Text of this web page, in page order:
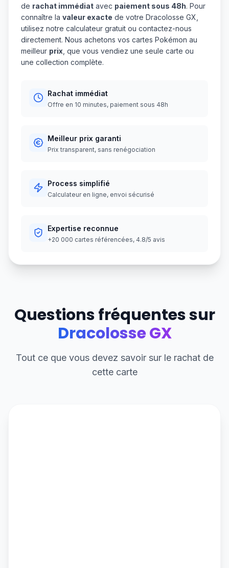
de rachat immédiat avec paiement sous 48h. Pour
connaître la valeur exacte de votre Dracolosse GX,
utilisez notre calculateur gratuit ou contactez-nous
directement. Nous achetons vos cartes Pokémon au
meilleur prix , que vous vendiez une seule carte ou
une collection complète.
Rachat immédiat
Offre en 10 minutes, paiement sous 48h
Meilleur prix garanti
Prix transparent, sans renégociation
Process simplifié
Calculateur en ligne, envoi sécurisé
Expertise reconnue
+20 000 cartes référencées, 4.8/5 avis
Questions fréquentes sur
Dracolosse GX
Tout ce que vous devez savoir sur le rachat de
cette carte